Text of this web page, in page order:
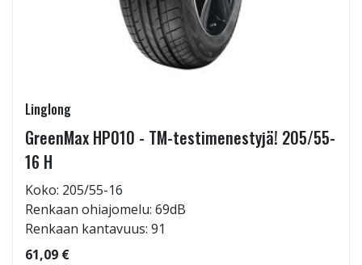
Linglong
GreenMax HP010 - TM-testimenestyjä! 205/55-
16 H
Koko: 205/55-16
Renkaan ohiajomelu: 69dB
Renkaan kantavuus: 91
61,09 €